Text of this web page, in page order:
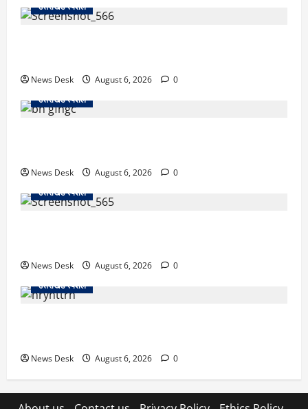
उत्तराखंड स्पेशल
News Desk August 6, 2026
0
उत्तराखंड स्पेशल
News Desk August 6, 2026
0
उत्तराखंड स्पेशल
News Desk August 6, 2026
0
उत्तराखंड स्पेशल
News Desk August 6, 2026 0